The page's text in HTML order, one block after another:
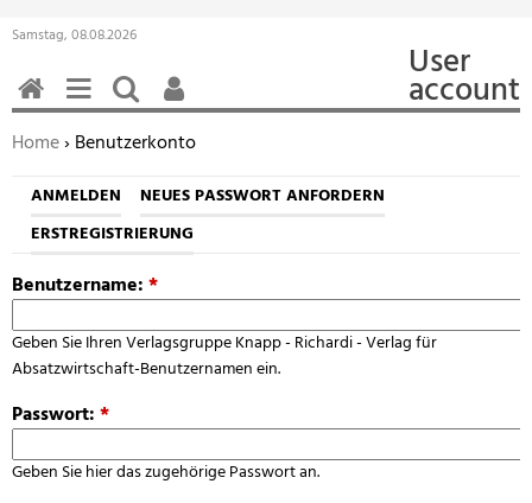
Samstag, 08.08.2026
User
account
Sie befinden sich hier:
Home› Benutzerkonto
ANMELDEN
NEUES PASSWORT ANFORDERN
ERSTREGISTRIERUNG
Benutzername:*
Geben Sie Ihren Verlagsgruppe Knapp - Richardi - Verlag für
Absatzwirtschaft-Benutzernamen ein.
Passwort:*
Geben Sie hier das zugehörige Passwort an.
HOMEMENÜSUCHEN
BENUTZERFUNKTIONEN